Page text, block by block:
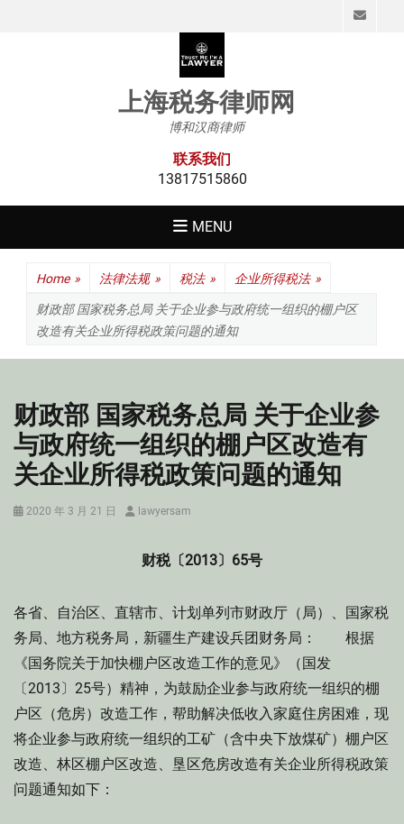
上海税务律师网
博和汉商律师
联系我们
13817515860
MENU
Home » 法律法规 » 税法 » 企业所得税法 »
财政部 国家税务总局 关于企业参与政府统一组织的棚户区
改造有关企业所得税政策问题的通知
财政部 国家税务总局 关于企业参
与政府统一组织的棚户区改造有
关企业所得税政策问题的通知
Posted
2020 年 3 月 21 日 Authorlawyersam
财税〔2013〕65号
各省、自治区、直辖市、计划单列市财政厅（局）、国家税
务局、地方税务局，新疆生产建设兵团财务局： 根据
《国务院关于加快棚户区改造工作的意见》（国发
〔2013〕25号）精神，为鼓励企业参与政府统一组织的棚
户区（危房）改造工作，帮助解决低收入家庭住房困难，现
将企业参与政府统一组织的工矿（含中央下放煤矿）棚户区
改造、林区棚户区改造、垦区危房改造有关企业所得税政策
问题通知如下：